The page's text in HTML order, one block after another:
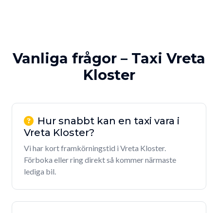
Vanliga frågor – Taxi Vreta
Kloster
Hur snabbt kan en taxi vara i
Vreta Kloster?
Vi har kort framkörningstid i Vreta Kloster.
Förboka eller ring direkt så kommer närmaste
lediga bil.